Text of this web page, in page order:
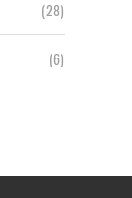
(28)
(6)